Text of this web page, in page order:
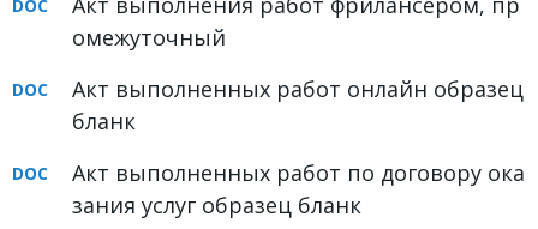
омежуточный
Акт выполненных работ онлайн образец
бланк
Акт выполненных работ по договору ока
зания услуг образец бланк
Семейное право
Трудовое право
Уголовное право